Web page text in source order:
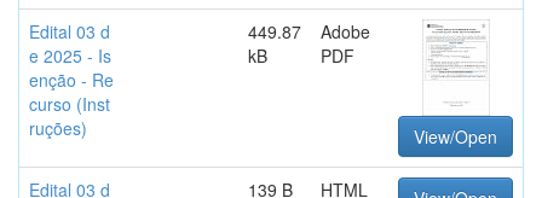
Edital 03 d
e 2025 - Is
enção - Re
curso (Inst
ruções)
449.87
kB
Adobe
PDF
View/Open
Edital 03 d 139 B HTML